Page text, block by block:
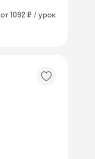
от 1092 ₽ / урок